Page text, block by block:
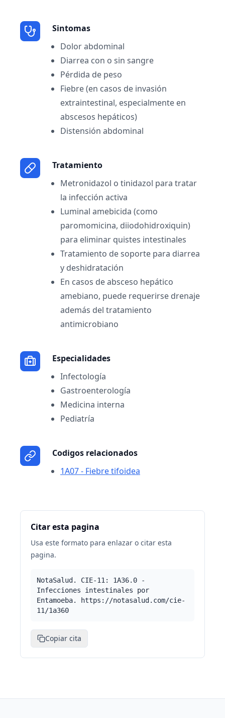
Sintomas
Dolor abdominal
Diarrea con o sin sangre
Pérdida de peso
Fiebre (en casos de invasión
extraintestinal, especialmente en
abscesos hepáticos)
Distensión abdominal
Tratamiento
Metronidazol o tinidazol para tratar
la infección activa
Luminal amebicida (como
paromomicina, diiodohidroxiquin)
para eliminar quistes intestinales
Tratamiento de soporte para diarrea
y deshidratación
En casos de absceso hepático
amebiano, puede requerirse drenaje
además del tratamiento
antimicrobiano
Especialidades
Infectología
Gastroenterología
Medicina interna
Pediatría
Codigos relacionados
1A07 - Fiebre tifoidea
Citar esta pagina
Usa este formato para enlazar o citar esta
pagina.
NotaSalud. CIE-11: 1A36.0 -
Infecciones intestinales por
Entamoeba. https://notasalud.com/cie-
11/1a360
Copiar cita